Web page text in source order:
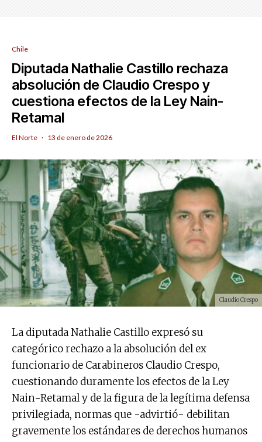
Chile
Diputada Nathalie Castillo rechaza
absolución de Claudio Crespo y
cuestiona efectos de la Ley Nain-
Retamal
El Norte · 13 de enero de 2026
Claudio Crespo
La diputada Nathalie Castillo expresó su
categórico rechazo a la absolución del ex
funcionario de Carabineros Claudio Crespo,
cuestionando duramente los efectos de la Ley
Nain-Retamal y de la figura de la legítima defensa
privilegiada, normas que -advirtió- debilitan
gravemente los estándares de derechos humanos